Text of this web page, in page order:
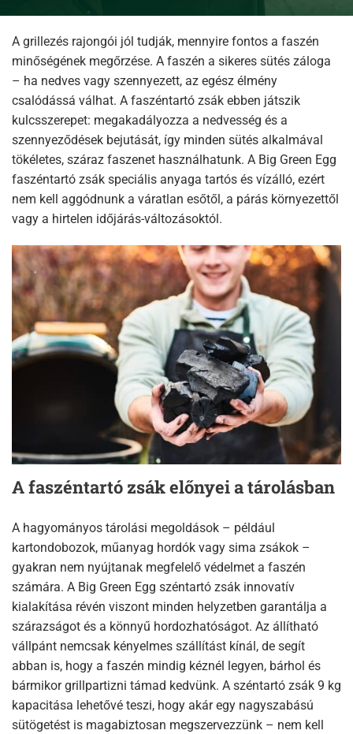
A grillezés rajongói jól tudják, mennyire fontos a faszén
minőségének megőrzése. A faszén a sikeres sütés záloga
– ha nedves vagy szennyezett, az egész élmény
csalódássá válhat. A faszéntartó zsák ebben játszik
kulcsszerepet: megakadályozza a nedvesség és a
szennyeződések bejutását, így minden sütés alkalmával
tökéletes, száraz faszenet használhatunk. A Big Green Egg
faszéntartó zsák speciális anyaga tartós és vízálló, ezért
nem kell aggódnunk a váratlan esőtől, a párás környezettől
vagy a hirtelen időjárás-változásoktól.
A faszéntartó zsák előnyei a tárolásban
A hagyományos tárolási megoldások – például
kartondobozok, műanyag hordók vagy sima zsákok –
gyakran nem nyújtanak megfelelő védelmet a faszén
számára. A Big Green Egg széntartó zsák innovatív
kialakítása révén viszont minden helyzetben garantálja a
szárazságot és a könnyű hordozhatóságot. Az állítható
vállpánt nemcsak kényelmes szállítást kínál, de segít
abban is, hogy a faszén mindig kéznél legyen, bárhol és
bármikor grillpartizni támad kedvünk. A széntartó zsák 9 kg
kapacitása lehetővé teszi, hogy akár egy nagyszabású
sütögetést is magabiztosan megszervezzünk – nem kell